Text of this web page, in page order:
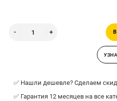
✅ Нашли дешевле? Сделаем
✅ Гарантия 12 месяцев на все